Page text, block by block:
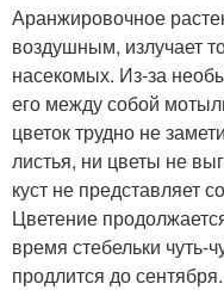
Аранжировочное
воздушным, излучает
насекомых. Из-за
его между собой
цветок трудно не
листья, ни цветы не
куст не представляет
Цветение
время стебельки чуть-
продлится до сентября.